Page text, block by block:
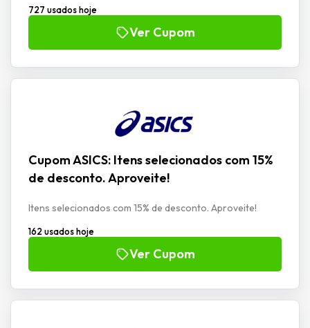
727 usados hoje
Ver Cupom
Cupom ASICS: Itens selecionados com 15%
de desconto. Aproveite!
Itens selecionados com 15% de desconto. Aproveite!
162 usados hoje
Ver Cupom